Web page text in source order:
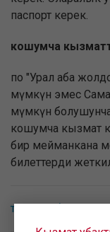
паспорт керек.
кошумча
по "Урал аба
мүмкүн эмес
мүмкүн
кошумча кызмат
бир мейманкана
билеттерди
тескери багыты